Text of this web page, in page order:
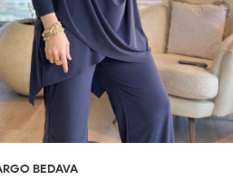
KARGO BEDAVA